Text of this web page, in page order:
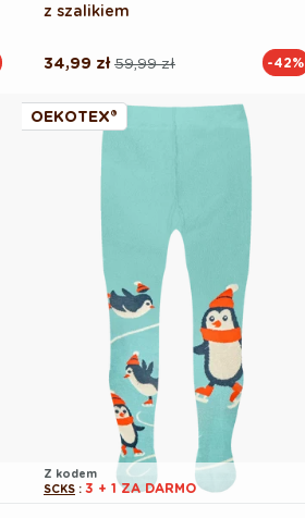
z szalikiem
Cena
59,99 zł
Cena
34,99 zł -42%
OEKOTEX®
Z kodem
SCKS : 3 + 1 ZA DARMO